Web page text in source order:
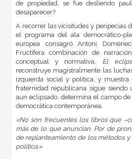
de propiedad, se fue desliendo
desaparecer?
A recorrer las vicisitudes y peripecias
el programa del ala democrático-
europea consagró Antoni
Fructífera combinación de
conceptual y normativa, El
reconstruye magistralmente las
izquierda social y política, y
fraternidad republicana sigue siendo
aun eclipsado, determina el campo
democrática contemporánea.
«No son frecuentes los libros que
más de lo que anuncian. Por de
de replanteamiento de los métodos
política.»